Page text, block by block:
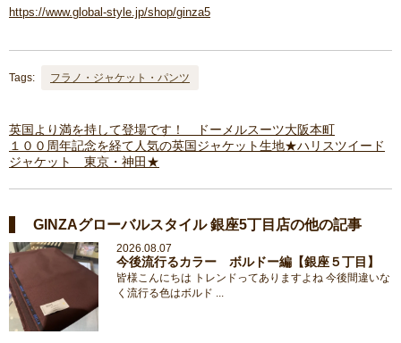
https://www.global-style.jp/shop/ginza5
Tags: フラノ・ジャケット・パンツ
英国より満を持して登場です！ ドーメルスーツ大阪本町
１００周年記念を経て人気の英国ジャケット生地★ハリスツイード
ジャケット 東京・神田★
GINZAグローバルスタイル 銀座5丁目店の他の記事
2026.08.07
今後流行るカラー ボルドー編【銀座５丁目】
皆様こんにちは トレンドってありますよね 今後間違いな
く流行る色はボルド ...